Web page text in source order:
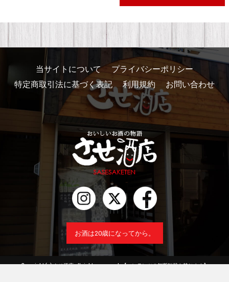
当サイトについて
プライバシーポリシー
特定商取引法に基づく表記
利用規約 お問い合わせ
お酒は20歳になってから。
Copyright (c) させ酒店 all rights reserved.【コンテンツの無断転載を禁じます】